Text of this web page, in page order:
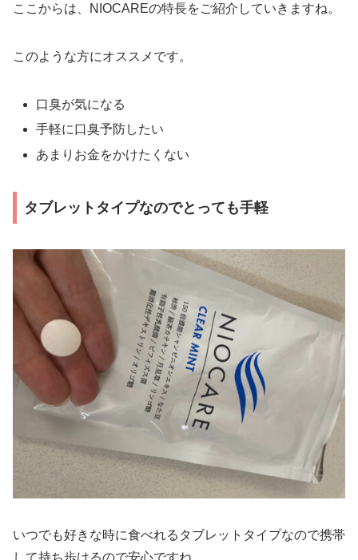
ここからは、NIOCAREの特長をご紹介していきますね。
このような方にオススメです。
口臭が気になる
手軽に口臭予防したい
あまりお金をかけたくない
タブレットタイプなのでとっても手軽
いつでも好きな時に食べれるタブレットタイプなので携帯
して持ち歩けるので安心ですね。